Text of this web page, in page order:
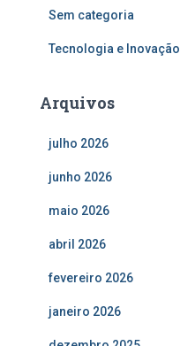
Sem categoria
Tecnologia e Inovação
Arquivos
julho 2026
junho 2026
maio 2026
abril 2026
fevereiro 2026
janeiro 2026